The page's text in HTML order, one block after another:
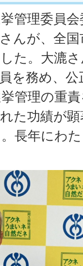
管理委員
んが、全
た。大漉
を務め、
管理の重
た功績が
長年にわ